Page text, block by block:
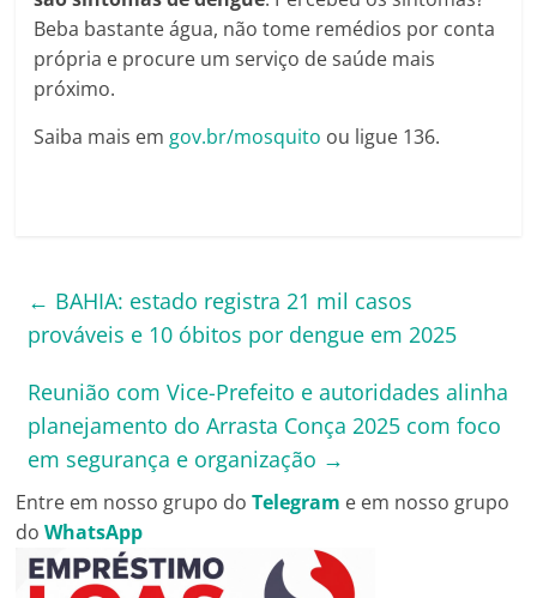
Beba bastante água, não tome remédios por conta
própria e procure um serviço de saúde mais
próximo.
Saiba mais em gov.br/mosquito ou ligue 136.
← BAHIA: estado registra 21 mil casos
prováveis e 10 óbitos por dengue em 2025
Reunião com Vice-Prefeito e autoridades alinha
planejamento do Arrasta Conça 2025 com foco
em segurança e organização →
Entre em nosso grupo doTelegram e em nosso grupo
doWhatsApp